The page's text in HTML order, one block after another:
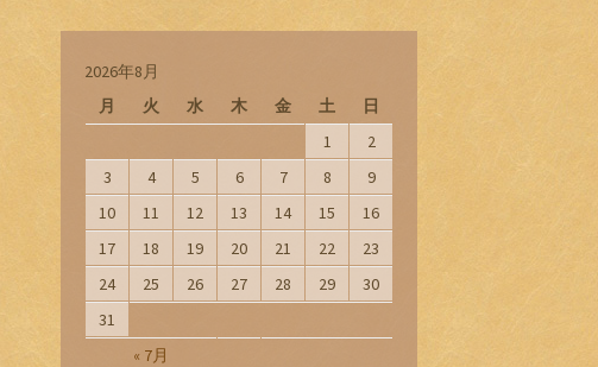
2026年8月
月
火 水 木 金 土 日
« 7月
1
2
3
4 5 6 7 8
9
10
11 12 13 14 15
16
17
18 19 20 21 22
23
24
25 26 27 28 29
30
31